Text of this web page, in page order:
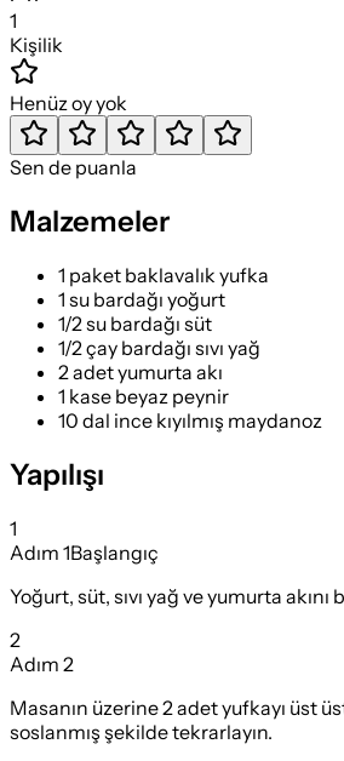
1
Kişilik
Henüz oy yok
Sen de puanla
Malzemeler
1 paket baklavalık yufka
1 su bardağı yoğurt
1/2 su bardağı süt
1/2 çay bardağı sıvı yağ
2 adet yumurta akı
1 kase beyaz peynir
10 dal ince kıyılmış maydanoz
Yapılışı
1
Adım 1Başlangıç
Yoğurt, süt, sıvı yağ ve yumurta
2
Adım 2
Masanın üzerine 2 adet yufkayı üst
soslanmış şekilde tekrarlayın.